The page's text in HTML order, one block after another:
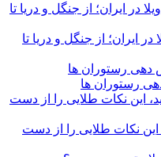
ایران؛ از جنگل و دریا تا
رستوران ها
این نکات طلایی را از دست